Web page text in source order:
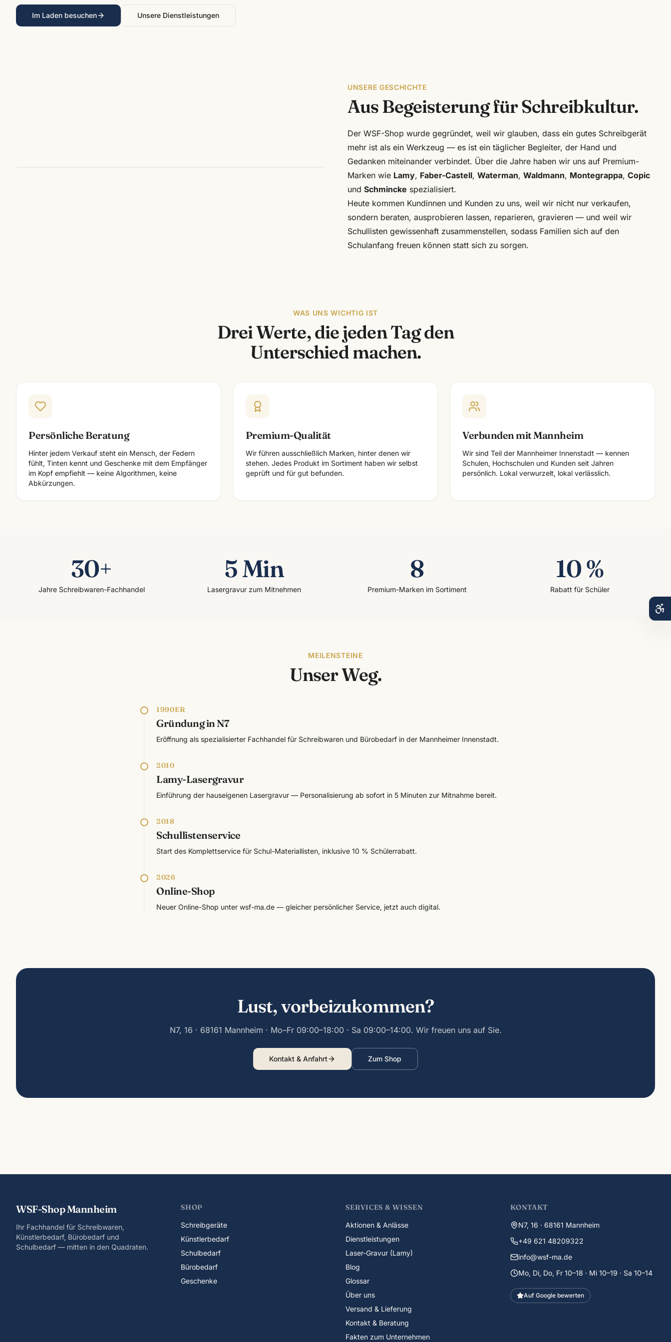
Im Laden besuchen Unsere Dienstleistungen
UNSERE GESCHICHTE
Aus Begeisterung für Schreibkultur.
Der WSF-Shop wurde gegründet, weil wir glauben, dass ein gutes Schreibgerät
mehr ist als ein Werkzeug — es ist ein täglicher Begleiter, der Hand und
Gedanken miteinander verbindet. Über die Jahre haben wir uns auf Premium-
Marken wie Lamy, Faber-Castell, Waterman, Waldmann, Montegrappa, Copic
und Schmincke spezialisiert.
Heute kommen Kundinnen und Kunden zu uns, weil wir nicht nur verkaufen,
sondern beraten, ausprobieren lassen, reparieren, gravieren — und weil wir
Schullisten gewissenhaft zusammenstellen, sodass Familien sich auf den
Schulanfang freuen können statt sich zu sorgen.
WAS UNS WICHTIG IST
Drei Werte, die jeden Tag den
Unterschied machen.
Persönliche Beratung
Hinter jedem Verkauf steht ein Mensch, der Federn
fühlt, Tinten kennt und Geschenke mit dem Empfänger
im Kopf empfiehlt — keine Algorithmen, keine
Abkürzungen.
Premium-Qualität
Wir führen ausschließlich Marken, hinter denen wir
stehen. Jedes Produkt im Sortiment haben wir selbst
geprüft und für gut befunden.
Verbunden mit Mannheim
Wir sind Teil der Mannheimer Innenstadt — kennen
Schulen, Hochschulen und Kunden seit Jahren
persönlich. Lokal verwurzelt, lokal verlässlich.
30+
Jahre Schreibwaren-Fachhandel
5 Min
Lasergravur zum Mitnehmen
8
Premium-Marken im Sortiment
10 %
Rabatt für Schüler
MEILENSTEINE
Unser Weg.
1990ER
Gründung in N7
Eröffnung als spezialisierter Fachhandel für Schreibwaren und Bürobedarf in der Mannheimer Innenstadt.
2010
Lamy-Lasergravur
Einführung der hauseigenen Lasergravur — Personalisierung ab sofort in 5 Minuten zur Mitnahme bereit.
2018
Schullistenservice
Start des Komplettservice für Schul-Materiallisten, inklusive 10 % Schülerrabatt.
2026
Online-Shop
Neuer Online-Shop unter wsf-ma.de — gleicher persönlicher Service, jetzt auch digital.
Lust, vorbeizukommen?
N7, 16 · 68161 Mannheim · Mo–Fr 09:00–18:00 · Sa 09:00–14:00. Wir freuen uns auf Sie.
Kontakt & Anfahrt Zum Shop
WSF-Shop Mannheim
Ihr Fachhandel für Schreibwaren,
Künstlerbedarf, Bürobedarf und
Schulbedarf — mitten in den Quadraten.
SHOP
Schreibgeräte
Künstlerbedarf
Schulbedarf
Bürobedarf
Geschenke
SERVICES & WISSEN
Aktionen & Anlässe
Dienstleistungen
Laser-Gravur (Lamy)
Blog
Glossar
Über uns
Versand & Lieferung
Kontakt & Beratung
Fakten zum Unternehmen
KONTAKT
N7, 16 · 68161 Mannheim
+49 621 48209322
info@wsf-ma.de
Mo, Di, Do, Fr 10–18 · Mi 10–19 · Sa 10–14
Auf Google bewerten